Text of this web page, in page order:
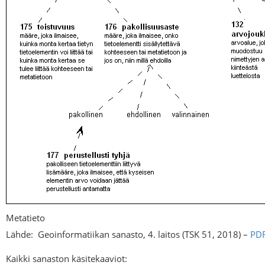
Metatieto
Lähde: Geoinformatiikan sanasto, 4. laitos (TSK 51, 2018) –
Kaikki sanaston käsitekaaviot: